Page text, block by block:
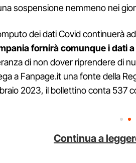
sospensione nemmeno nei
dei dati Covid continuerà
fornirà comunque i dati
di non dover riprendere di
a Fanpage.it una fonte della
2023, il bollettino conta 537
Continua a